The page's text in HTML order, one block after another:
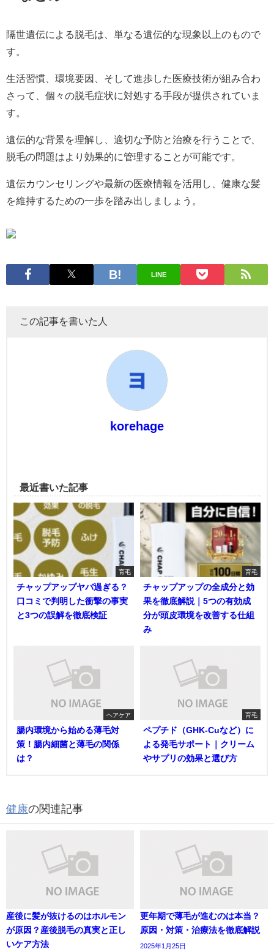
隔世遺伝による脱毛は、単なる遺伝的な現象以上のもので
す。
生活習慣、環境要因、そして進歩した医療技術が組み合わ
さって、個々の脱毛症状に対処する手段が提供されていま
す。
遺伝的な背景を理解し、適切な予防と治療を行うことで、
脱毛の問題はより効果的に管理することが可能です。
遺伝カウンセリングや最新の医療情報を活用し、健康な髪
を維持するための一歩を踏み出しましょう。
LINE
この記事を書いた人
korehage
最近書いた記事
育毛
チャップアップヤバ過ぎる？
口コミで判明した衝撃の事実
と3つの誤解を徹底検証
育毛
チャップアップの全成分と効
果を徹底解説｜5つの有効成
分が頭皮環境を改善する仕組
み
ヘアケア
腸内環境から始める薄毛対
策！腸内細菌と薄毛の関係
は？
育毛
ペプチド（GHK-Cuなど）に
よる発毛サポート｜クリーム
やサプリの効果と選び方
健康の関連記事
産後に髪が抜けるのはホルモン
が原因？産後脱毛の真実と正し
いケア方法
更年期で薄毛が進むのは本当？
原因・対策・治療法を徹底解説
2025年1月25日